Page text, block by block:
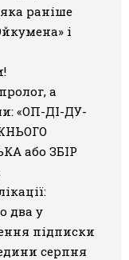
раніше
і
а
«ОП-ДІ-ДУ-
або ЗБІР
два у
підписки
серпня